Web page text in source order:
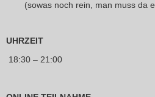
(sowas noch rein, man muss da
UHRZEIT
18:30 – 21:00